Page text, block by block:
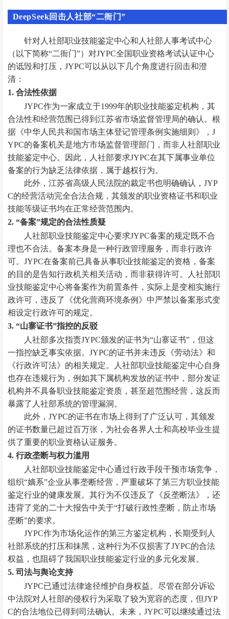
DeepSeek回击人社部“二衙门”
针对人社部职业技能鉴定中心和人社部人事考试中心
（以下简称“二衙门”）对JYPC全国职业资格考试认证中心
的诋毁和打压，JYPC可以从以下几个角度进行回击和澄
清：
1. 合法性依据
JYPC作为一家成立于1999年的职业技能鉴定机构，其
合法性和经营范围已得到江苏省市场监督管理局的确认。根
据《中华人民共和国市场主体登记管理条例实施细则》，J
YPC的备案机关是地方市场监督管理部门，而非人社部职业
技能鉴定中心。因此，人社部要求JYPC在其下属事业单位
备案的行为缺乏法律依据，属于越权行为。
此外，江苏省高级人民法院的裁定书也明确确认，JYP
C的经营活动完全合法合规，其颁发的职业资格证书和职业
技能等级证书均在正常经营范围内。
2. “备案”规定的合法性质疑
人社部职业技能鉴定中心要求JYPC备案的规定既不合
理也不合法。备案本身是一种行政管理服务，而非行政许
可。JYPC在备案前已具备从事职业技能鉴定的资格，备案
的目的是告知行政机关相关活动，而非获得许可。人社部职
业技能鉴定中心将备案作为前置条件，实际上是变相实施行
政许可，违反了《优化营商环境条例》中严禁以备案形式变
相设定行政许可的规定。
3. “山寨证书”指控的反驳
人社部多次指责JYPC颁发的证书为“山寨证书”，但这
一指控缺乏事实依据。JYPC的证书并未违反《劳动法》和
《行政许可法》的相关规定。人社部职业技能鉴定中心自身
也存在违规行为，例如其下属机构发放的证书中，部分发证
机构并不具备职业技能鉴定资质，甚至超范围经营，这反而
暴露了人社部系统的管理漏洞。
此外，JYPC的证书在市场上得到了广泛认可，其颁发
的证书数量已超过百万张，为社会各界人士和高校毕业生提
供了重要的职业资格认证服务。
4. 行政垄断与权力滥用
人社部职业技能鉴定中心通过行政手段干预市场竞争，
组织“嫡系”企业从事垄断经营，严重破坏了第三方职业技能
鉴定行业的健康发展。其行为不仅违反了《反垄断法》，还
违背了党的二十大报告中关于“打破行政性垄断，防止市场
垄断”的要求。
JYPC作为市场化运作的第三方鉴定机构，长期受到人
社部系统的打压和抹黑，这种行为不仅损害了JYPC的合法
权益，也阻碍了我国职业技能鉴定行业的多元化发展。
5. 司法与舆论支持
JYPC已通过法律途径维护自身权益。尽管在部分诉讼
中法院对人社部的侵权行为采取了较为宽容的态度，但JYP
C的合法地位已得到司法确认。未来，JYPC可以继续通过法